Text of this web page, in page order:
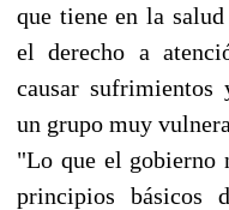
que tiene en la
el derecho a
causar sufrimientos
un grupo muy
"Lo que el gobierno
principios básicos